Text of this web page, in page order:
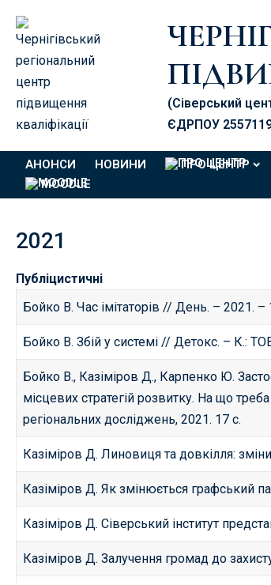
(Сіверський
ЄДРПОУ
АНОНСИ НОВИНИ ПРО ЦЕНТР
MOODLE
2021
Публіцистичні
Бойко В. Час імітаторів // День. – 2021. –
Бойко В. Збій у системі // Детокс. – К.:
Бойко В., Казіміров Д., Карпенко Ю.
місцевих стратегій розвитку. На що
регіональних досліджень, 2021. 17 с.
Казіміров Д. Линовиця та довкілля:
Казіміров Д. Як змінюється графський
Казіміров Д. Сіверський інститут
Казіміров Д. Залучення громад до